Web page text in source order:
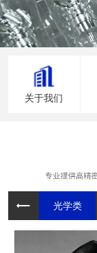
关于我们
光学类